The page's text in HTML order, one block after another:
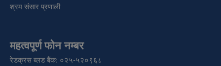
श्रम संसार प्रणाली
महत्वपूर्ण फोन नम्बर
रेडक्रस ब्लड बैंक: ०२५-५२०९६८